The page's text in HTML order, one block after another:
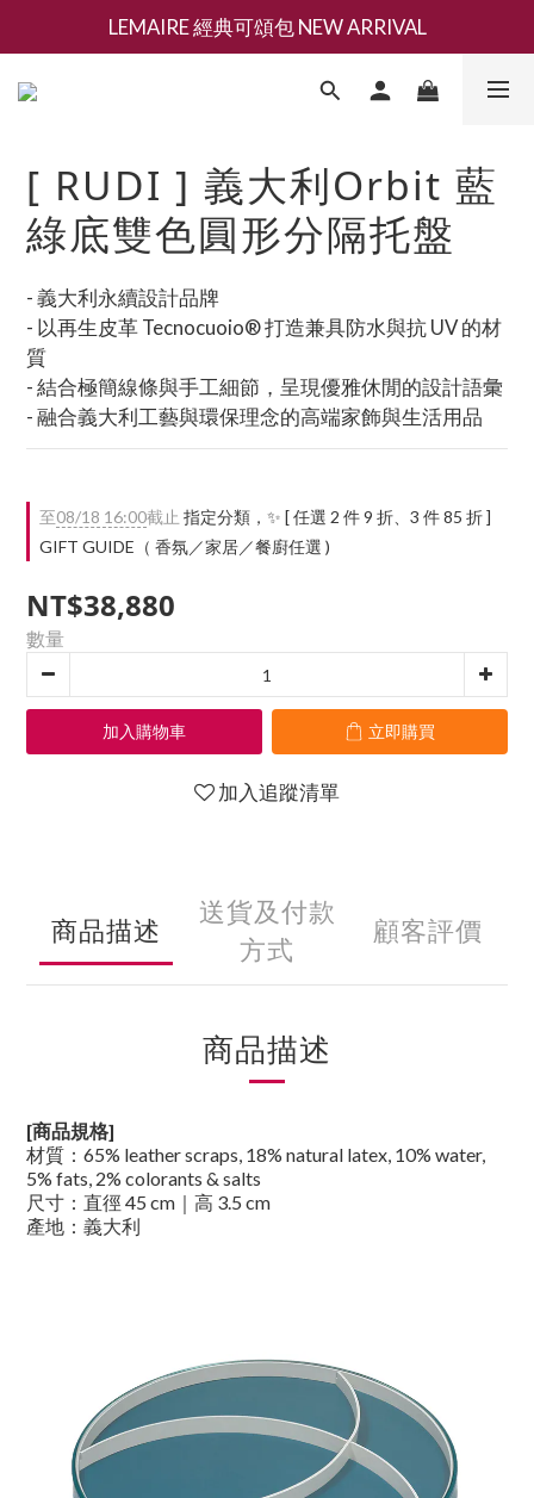
新會員募集現領抵用千元購物金
LEMAIRE 經典可頌包 NEW ARRIVAL
香氛 / 家居 / 餐廚 [ 全館折上兩件9折，三件享85折 】
[ RUDI ] 義大利Orbit 藍
綠底雙色圓形分隔托盤
- 義大利永續設計品牌
- 以再生皮革 Tecnocuoio® 打造兼具防水與抗 UV 的材
質
- 結合極簡線條與手工細節，呈現優雅休閒的設計語彙
- 融合義大利工藝與環保理念的高端家飾與生活用品
至08/18 16:00截止 指定分類，✨ [ 任選 2 件 9 折、3 件 85 折 ]
GIFT GUIDE（ 香氛／家居／餐廚任選 )
NT$38,880
數量
加入購物車 立即購買
加入追蹤清單
商品描述
送貨及付款
方式
顧客評價
商品描述
[商品規格]
材質 ：65% leather scraps, 18% natural latex, 10% water,
5% fats, 2% colorants & salts
尺寸：直徑 45 cm｜高 3.5 cm
產地：義大利